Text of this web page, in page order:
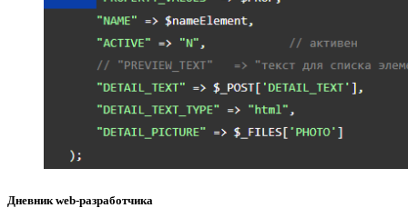
Дневник web-разработчика